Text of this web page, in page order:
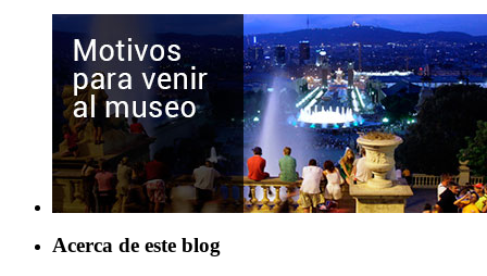
Acerca de este blog